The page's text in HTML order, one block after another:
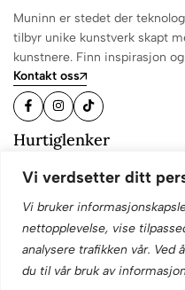
Vi verdsetter ditt
Vi bruker
nettopplevelse, vise
analysere trafikken vår. Ved
du til vår bruk av
Muninn er stedet der
tilbyr unike kunstverk skapt
kunstnere. Finn inspirasjon
Kontakt oss
Hurtiglenker
Informasjon
© 2025 Muninn. Alle